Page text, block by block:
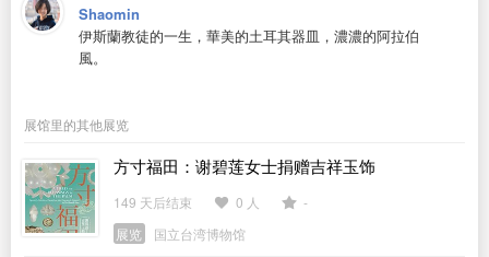
Shaomin
伊斯蘭教徒的一生，華美的土耳其器皿，濃濃的阿拉伯
風。
展馆里的其他展览
方寸福田：谢碧莲女士捐赠吉祥玉饰
149 天后结束 0 人
-
展览
国立台湾博物馆